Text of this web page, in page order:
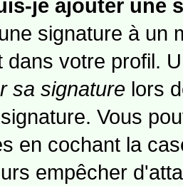
je ajouter une
signature à un
dans votre profil.
sa signature lors
Vous
en cochant la
empêcher